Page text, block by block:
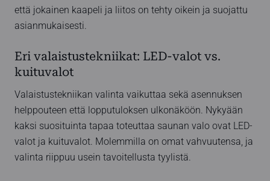
että jokainen kaapeli ja liitos on tehty oikein ja suojattu
asianmukaisesti.
Eri valaistustekniikat: LED-valot vs.
kuituvalot
Valaistustekniikan valinta vaikuttaa sekä asennuksen
helppouteen että lopputuloksen ulkonäköön. Nykyään
kaksi suosituinta tapaa toteuttaa saunan valo ovat LED-
valot ja kuituvalot. Molemmilla on omat vahvuutensa, ja
valinta riippuu usein tavoitellusta tyylistä.